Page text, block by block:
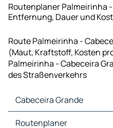
Routenplaner Palmeirinha
Entfernung, Dauer und
Route Palmeirinha -
(Maut, Kraftstoff, Kosten
Palmeirinha - Cabeceira
des Straßenverkehrs
Cabeceira Grande
Cabeceira Grande Karten
Routenplaner